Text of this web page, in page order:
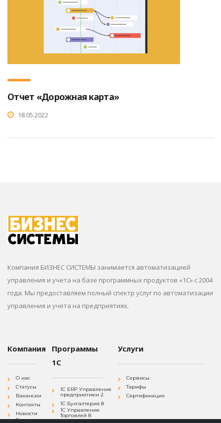
Отчет «Дорожная карта»
18.05.2022
Компания БИЗНЕС СИСТЕМЫ занимается автоматизацией
управления и учета на базе программных продуктов «1С» с 2004
года. Мы предоставляем полный спектр услуг по автоматизации
управления и учета на предприятиях.
Компания
О нас
Статусы
Вакансии
Контакты
Новости
Согласие на
Программы
1С
1С ERP Управление
предприятием 2
1С Бухгалтерия 8
1С Управление
Торговлей 8
Услуги
Сервисы
Тарифы
Сертификация